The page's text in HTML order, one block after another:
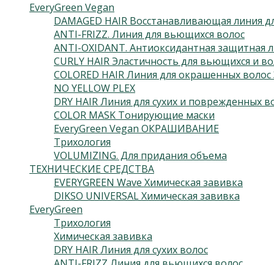
EveryGreen Vegan
DAMAGED HAIR Восстанавливающая линия
ANTI-FRIZZ. Линия для вьющихся волос
ANTI-OXIDANT. Антиоксидантная защитная
CURLY HAIR Эластичность для вьющихся и
COLORED HAIR Линия для окрашенных
NO YELLOW PLEX
DRY HAIR Линия для сухих и поврежденных
COLOR MASK Тонирующие маски
EveryGreen Vegan ОКРАШИВАНИЕ
Трихология
VOLUMIZING. Для придания объема
ТЕХНИЧЕСКИЕ СРЕДСТВА
EVERYGREEN Wave Химическая завивка
DIKSO UNIVERSAL Химическая завивка
EveryGreen
Трихология
Химическая завивка
DRY HAIR Линия для сухих волос